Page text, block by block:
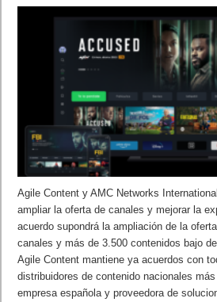
Agile Content y AMC Networks
ampliar la oferta de canales y mejorar la
acuerdo supondrá la ampliación de la
canales y más de 3.500 contenidos bajo
Agile Content mantiene ya acuerdos con
distribuidores de contenido nacionales
empresa española y proveedora de